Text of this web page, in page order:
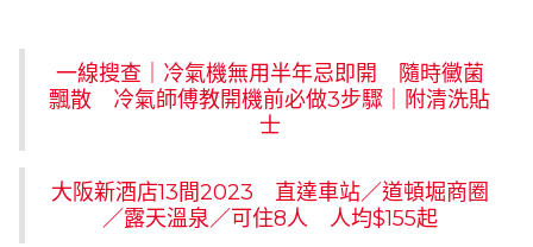
一線搜查｜冷氣機無用半年忌即開 隨時黴菌
飄散 冷氣師傅教開機前必做3步驟｜附清洗貼
士
大阪新酒店13間2023 直達車站／道頓堀商圈
／露天溫泉／可住8人 人均$155起